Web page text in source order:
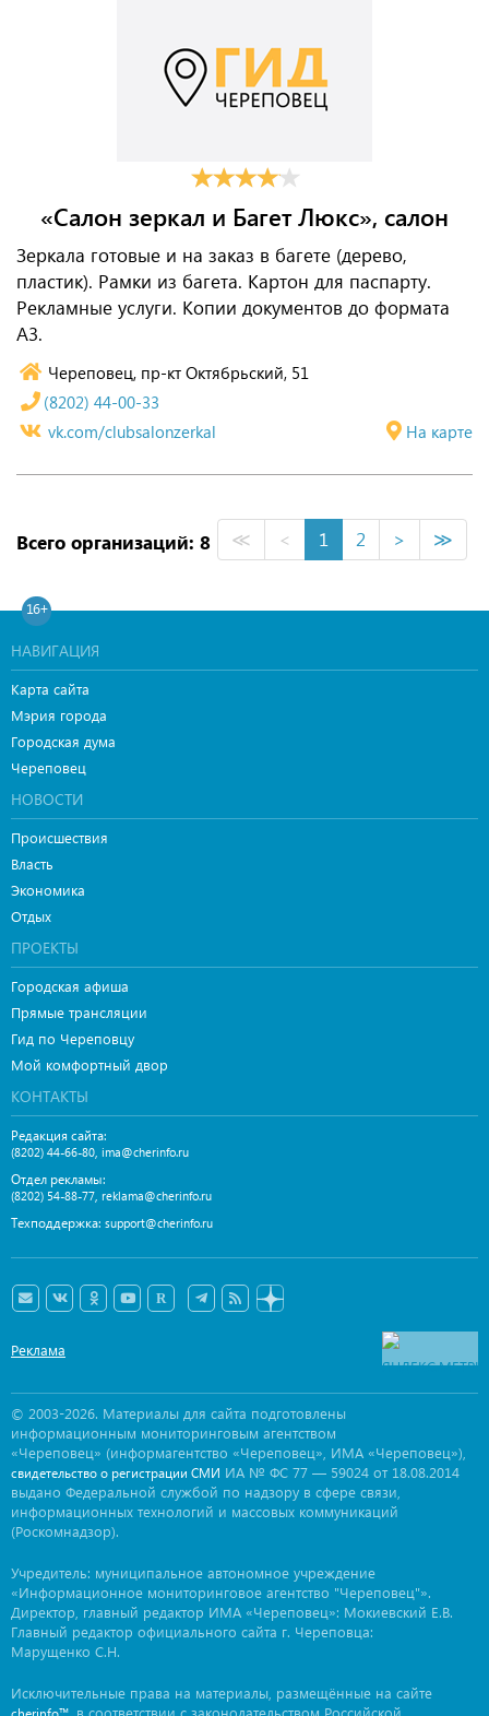
«Салон зеркал и Багет Люкс», салон
Зеркала готовые и на заказ в багете (дерево,
пластик). Рамки из багета. Картон для паспарту.
Рекламные услуги. Копии документов до формата
А3.
Череповец, пр-кт Октябрьский, 51
На карте
(8202) 44-00-33
vk.com/clubsalonzerkal
Всего организаций: 8 ≪ < 1 2 > ≫
16+
НАВИГАЦИЯ
Карта сайта
Мэрия города
Городская дума
Череповец
НОВОСТИ
Происшествия
Власть
Экономика
Отдых
ПРОЕКТЫ
Городская афиша
Прямые трансляции
Гид по Череповцу
Мой комфортный двор
КОНТАКТЫ
Редакция сайта:
(8202) 44-66-80, ima@cherinfo.ru
Отдел рекламы:
(8202) 54-88-77, reklama@cherinfo.ru
Техподдержка: support@cherinfo.ru
Реклама
© 2003-2026. Материалы для сайта подготовлены
информационным мониторинговым агентством
«Череповец» (информагентство «Череповец», ИМА «Череповец»),
свидетельство о регистрации СМИ ИА № ФС 77 — 59024 от 18.08.2014
выдано Федеральной службой по надзору в сфере связи,
информационных технологий и массовых коммуникаций
(Роскомнадзор).
Учредитель: муниципальное автономное учреждение
«Информационное мониторинговое агентство "Череповец"».
Директор, главный редактор ИМА «Череповец»: Мокиевский Е.В.
Главный редактор официального сайта г. Череповца:
Марущенко С.Н.
Исключительные права на материалы, размещённые на сайте
, в соответствии с законодательством Российской